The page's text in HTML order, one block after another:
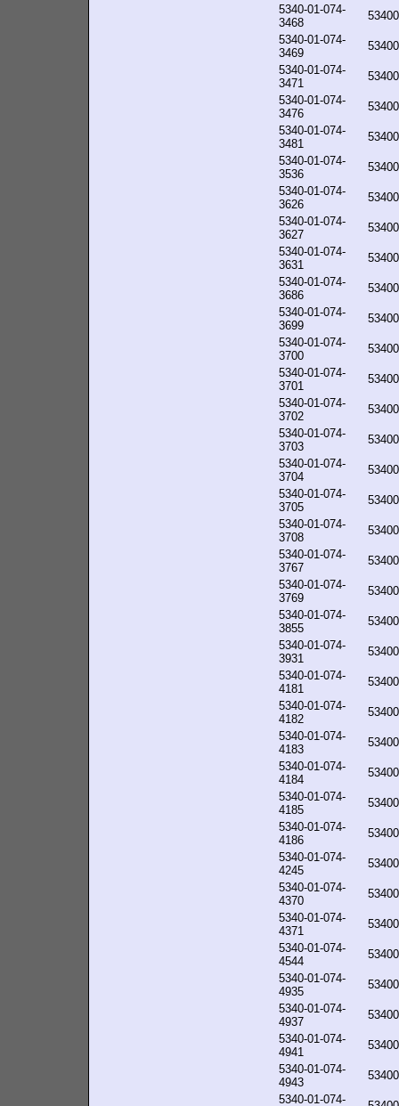
5340-01-074-
3468
5340-01-074-
3469
5340-01-074-
3471
5340-01-074-
3476
5340-01-074-
3481
5340-01-074-
3536
5340-01-074-
3626
5340-01-074-
3627
5340-01-074-
3631
5340-01-074-
3686
5340-01-074-
3699
5340-01-074-
3700
5340-01-074-
3701
5340-01-074-
3702
5340-01-074-
3703
5340-01-074-
3704
5340-01-074-
3705
5340-01-074-
3708
5340-01-074-
3767
5340-01-074-
3769
5340-01-074-
3855
5340-01-074-
3931
5340-01-074-
4181
5340-01-074-
4182
5340-01-074-
4183
5340-01-074-
4184
5340-01-074-
4185
5340-01-074-
4186
5340-01-074-
4245
5340-01-074-
4370
5340-01-074-
4371
5340-01-074-
4544
5340-01-074-
4935
5340-01-074-
4937
5340-01-074-
4941
5340-01-074-
4943
5340-01-074-